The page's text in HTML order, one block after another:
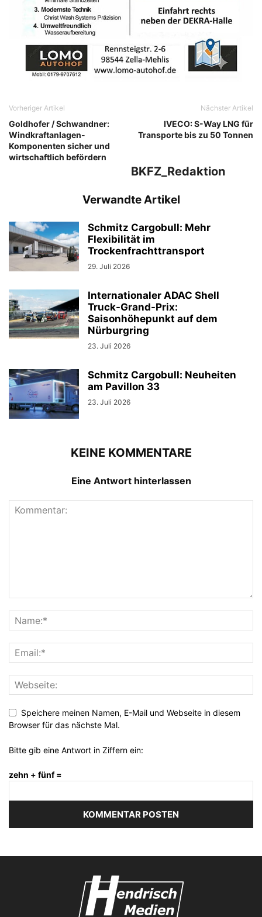
Vorheriger Artikel
Goldhofer / Schwandner:
Windkraftanlagen-
Komponenten sicher und
wirtschaftlich befördern
Nächster Artikel
IVECO: S-Way LNG für
Transporte bis zu 50 Tonnen
BKFZ_Redaktion
Verwandte Artikel
Schmitz Cargobull: Mehr
Flexibilität im
Trockenfrachttransport
29. Juli 2026
Internationaler ADAC Shell
Truck-Grand-Prix:
Saisonhöhepunkt auf dem
Nürburgring
23. Juli 2026
Schmitz Cargobull: Neuheiten
am Pavillon 33
23. Juli 2026
KEINE KOMMENTARE
Eine Antwort hinterlassen
Speichere meinen Namen, E-Mail und Webseite in diesem
Browser für das nächste Mal.
Bitte gib eine Antwort in Ziffern ein:
zehn + fünf =